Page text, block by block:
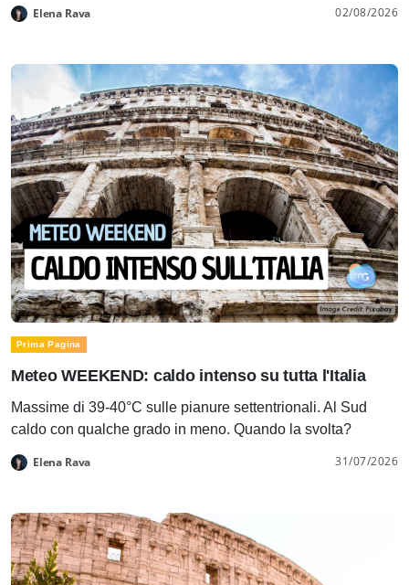
Elena Rava 02/08/2026
Prima Pagina
Meteo WEEKEND: caldo intenso su tutta l'Italia
Massime di 39-40°C sulle pianure settentrionali. Al Sud
caldo con qualche grado in meno. Quando la svolta?
Elena Rava 31/07/2026